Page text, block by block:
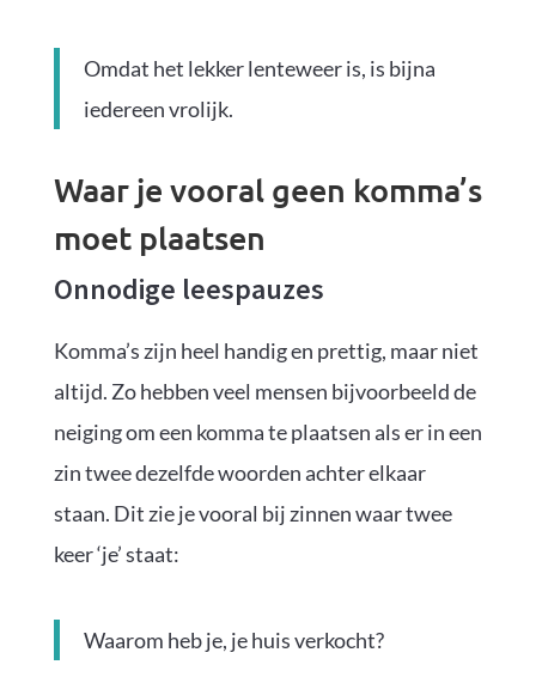
Omdat het lekker lenteweer is, is bijna
iedereen vrolijk.
Waar je vooral geen komma’s
moet plaatsen
Onnodige leespauzes
Komma’s zijn heel handig en prettig, maar niet
altijd. Zo hebben veel mensen bijvoorbeeld de
neiging om een komma te plaatsen als er in een
zin twee dezelfde woorden achter elkaar
staan. Dit zie je vooral bij zinnen waar twee
keer ‘je’ staat:
Waarom heb je, je huis verkocht?